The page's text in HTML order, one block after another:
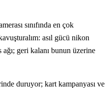
sınıfında en çok
asıl gücü nikon
geri kalanı bunun üzerine
duruyor; kart kampanyası ve